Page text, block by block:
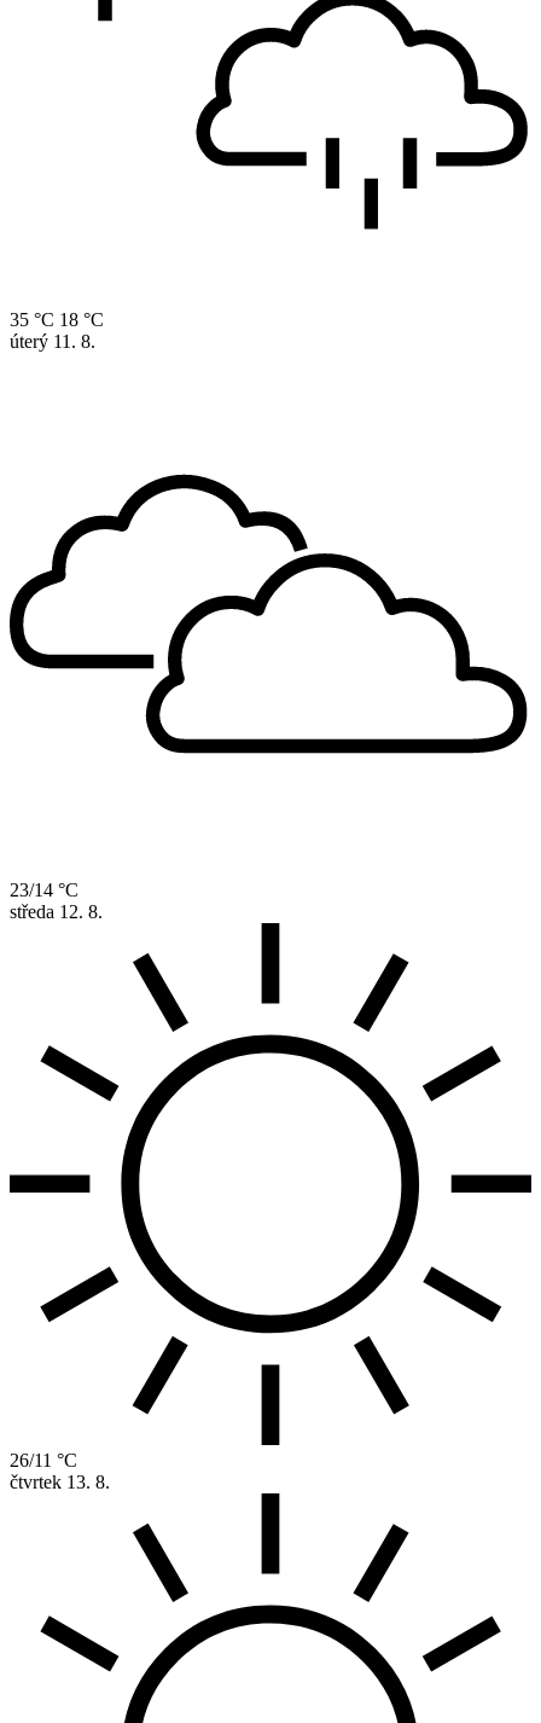
35 °C 18 °C
úterý 11. 8.
23/14 °C
středa 12. 8.
26/11 °C
čtvrtek 13. 8.